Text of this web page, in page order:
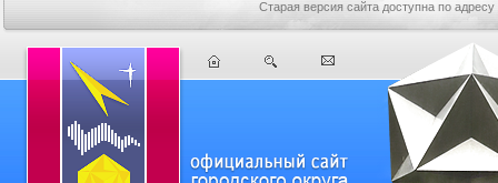
Старая версия сайта доступна по адресу